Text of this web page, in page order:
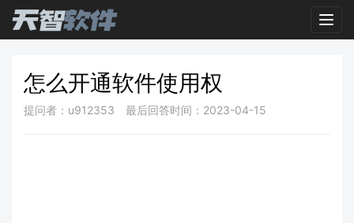
怎么开通软件使用权
提问者：u912353 最后回答时间：2023-04-15